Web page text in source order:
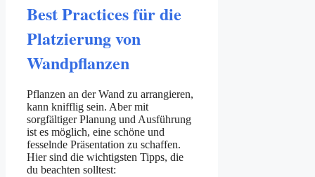
Best Practices für die
Platzierung von
Wandpflanzen
Pflanzen an der Wand zu arrangieren,
kann knifflig sein. Aber mit
sorgfältiger Planung und Ausführung
ist es möglich, eine schöne und
fesselnde Präsentation zu schaffen.
Hier sind die wichtigsten Tipps, die
du beachten solltest: